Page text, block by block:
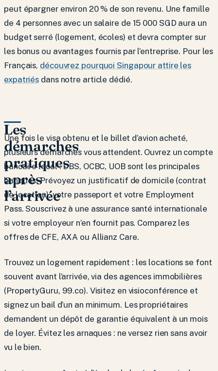
peut épargner environ 20 % de son revenu. Une famille
de 4 personnes avec un salaire de 15 000 SGD aura un
budget serré (logement, écoles) et devra compter sur
les bonus ou avantages fournis par l’entreprise. Pour les
Français, découvrez pourquoi Singapour attire les
expatriés dans notre article dédié.
Les
démarches
pratiques
après
l’arrivée
Une fois le visa obtenu et le billet d’avion acheté,
plusieurs démarches vous attendent. Ouvrez un compte
bancaire local : DBS, OCBC, UOB sont les principales
banques. Prévoyez un justificatif de domicile (contrat
de location), votre passeport et votre Employment
Pass. Souscrivez à une assurance santé internationale
si votre employeur n’en fournit pas. Comparez les
offres de CFE, AXA ou Allianz Care.
Trouvez un logement rapidement : les locations se font
souvent avant l’arrivée, via des agences immobilières
(PropertyGuru, 99.co). Visitez en visioconférence et
signez un bail d’un an minimum. Les propriétaires
demandent un dépôt de garantie équivalent à un mois
de loyer. Évitez les arnaques : ne versez rien sans avoir
vu le bien.